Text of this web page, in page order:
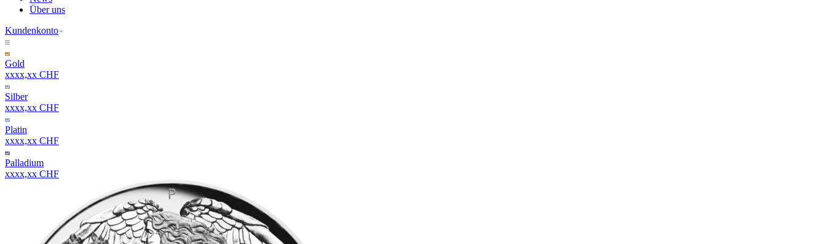
Über uns
Kundenkonto
Gold
xxxx,xx CHF
Silber
xxxx,xx CHF
Platin
xxxx,xx CHF
Palladium
xxxx,xx CHF